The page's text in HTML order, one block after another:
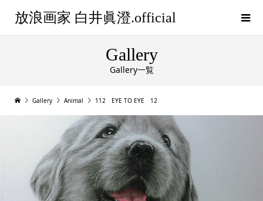
放浪画家 白井眞澄.official
Gallery
Gallery一覧
Gallery Animal 112 EYE TO EYE 12